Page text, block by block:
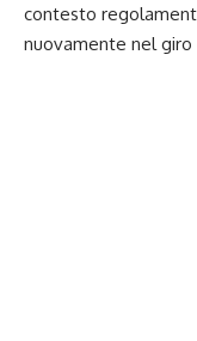
contesto
nuovamente nel giro